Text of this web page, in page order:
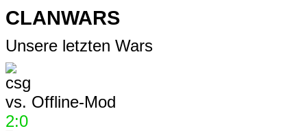
CLANWARS
Unsere letzten Wars
vs. Offline-Mod
2:0